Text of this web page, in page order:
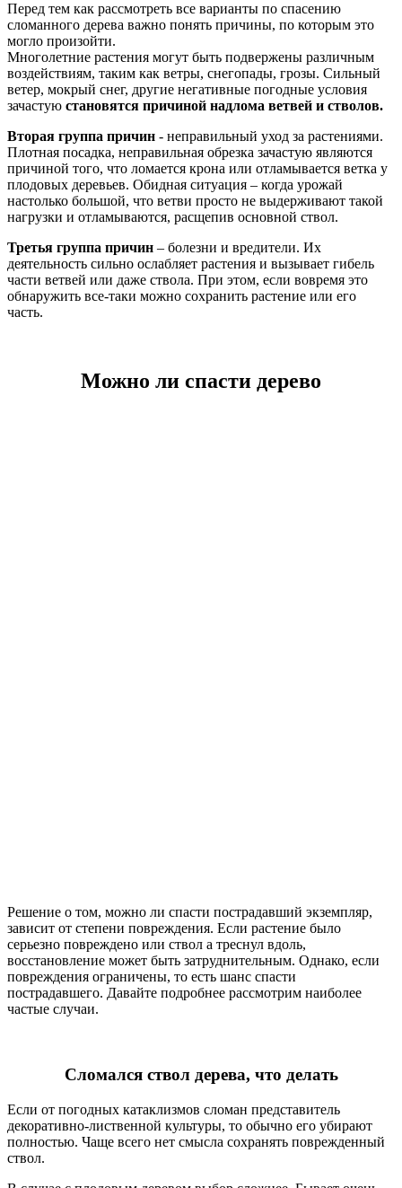
Перед тем как рассмотреть все варианты по спасению
сломанного дерева важно понять причины, по которым это
могло произойти.
Многолетние растения могут быть подвержены различным
воздействиям, таким как ветры, снегопады, грозы. Сильный
ветер, мокрый снег, другие негативные погодные условия
зачастую становятся причиной надлома ветвей и стволов.
Вторая группа причин - неправильный уход за растениями.
Плотная посадка, неправильная обрезка зачастую являются
причиной того, что ломается крона или отламывается ветка у
плодовых деревьев. Обидная ситуация – когда урожай
настолько большой, что ветви просто не выдерживают такой
нагрузки и отламываются, расщепив основной ствол.
Третья группа причин – болезни и вредители. Их
деятельность сильно ослабляет растения и вызывает гибель
части ветвей или даже ствола. При этом, если вовремя это
обнаружить все-таки можно сохранить растение или его
часть.
Можно ли спасти дерево
Решение о том, можно ли спасти пострадавший экземпляр,
зависит от степени повреждения. Если растение было
серьезно повреждено или ствол а треснул вдоль,
восстановление может быть затруднительным. Однако, если
повреждения ограничены, то есть шанс спасти
пострадавшего. Давайте подробнее рассмотрим наиболее
частые случаи.
Сломался ствол дерева, что делать
Если от погодных катаклизмов сломан представитель
декоративно-лиственной культуры, то обычно его убирают
полностью. Чаще всего нет смысла сохранять поврежденный
ствол.